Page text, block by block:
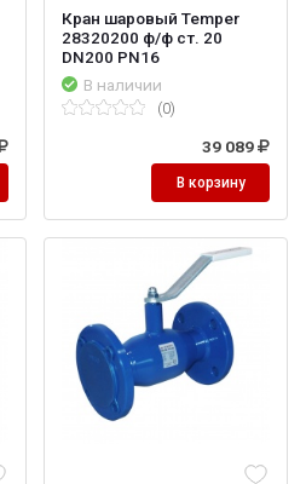
Кран шаровый Temper
28320200 ф/ф ст. 20
DN200 PN16
В наличии
(0)
39 089
В корзину